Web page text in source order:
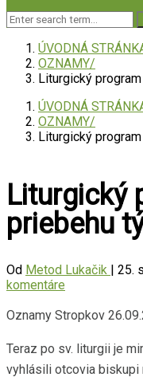
ÚVODNÁ
OZNAMY
Liturgický
ÚVODNÁ
OZNAMY
Liturgický
Liturgický
priebehu
Od Metod Lukačik | 25.
komentáre
Oznamy Stropkov
Teraz po sv. liturgii je
vyhlásili otcovia biskupi